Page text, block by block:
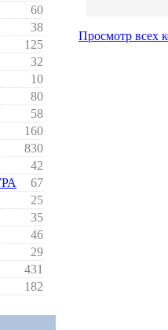
60
38
125
32
10
80
58
160
830
42
67
25
35
46
29
431
182
Просмотр всех